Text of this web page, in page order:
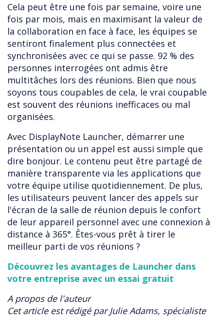
Cela peut être une fois par semaine, voire une
fois par mois, mais en maximisant la valeur de
la collaboration en face à face, les équipes se
sentiront finalement plus connectées et
synchronisées avec ce qui se passe. 92 % des
personnes interrogées ont admis être
multitâches lors des réunions. Bien que nous
soyons tous coupables de cela, le vrai coupable
est souvent des réunions inefficaces ou mal
organisées.
Avec DisplayNote Launcher, démarrer une
présentation ou un appel est aussi simple que
dire bonjour. Le contenu peut être partagé de
manière transparente via les applications que
votre équipe utilise quotidiennement. De plus,
les utilisateurs peuvent lancer des appels sur
l'écran de la salle de réunion depuis le confort
de leur appareil personnel avec une connexion à
distance à 365°. Êtes-vous prêt à tirer le
meilleur parti de vos réunions ?
Découvrez les avantages de Launcher dans
votre entreprise avec un essai gratuit
A propos de l'auteur
Cet article est rédigé par Julie Adams, spécialiste